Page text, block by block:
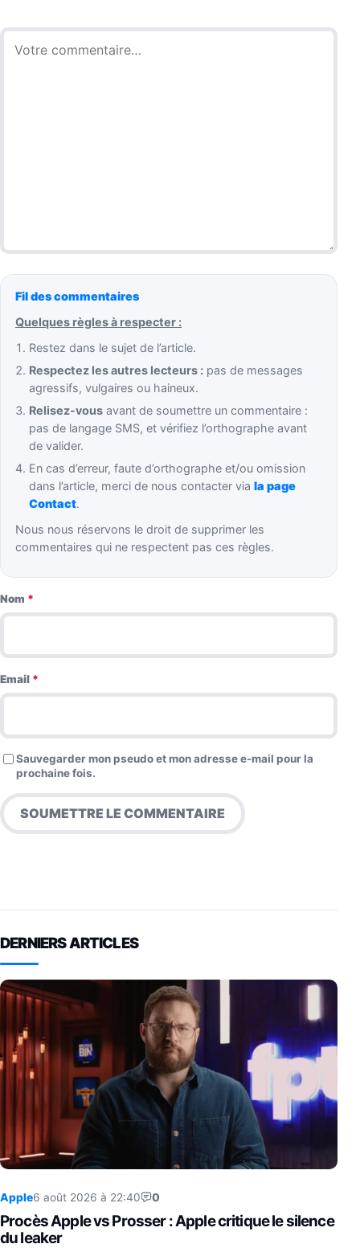
Commentaire
Fil des commentaires
Quelques règles à respecter :
Restez dans le sujet de l’article.
Respectez les autres lecteurs : pas de messages
agressifs, vulgaires ou haineux.
Relisez-vous avant de soumettre un commentaire :
pas de langage SMS, et vérifiez l’orthographe avant
de valider.
En cas d’erreur, faute d’orthographe et/ou omission
dans l’article, merci de nous contacter viala page
Contact.
Nous nous réservons le droit de supprimer les
commentaires qui ne respectent pas ces règles.
Nom *
Email *
Sauvegarder mon pseudo et mon adresse e-mail pour la
prochaine fois.
DERNIERS ARTICLES
Apple6 août 2026 à 22:40 0
Procès Apple vs Prosser : Apple critique le silence
du leaker